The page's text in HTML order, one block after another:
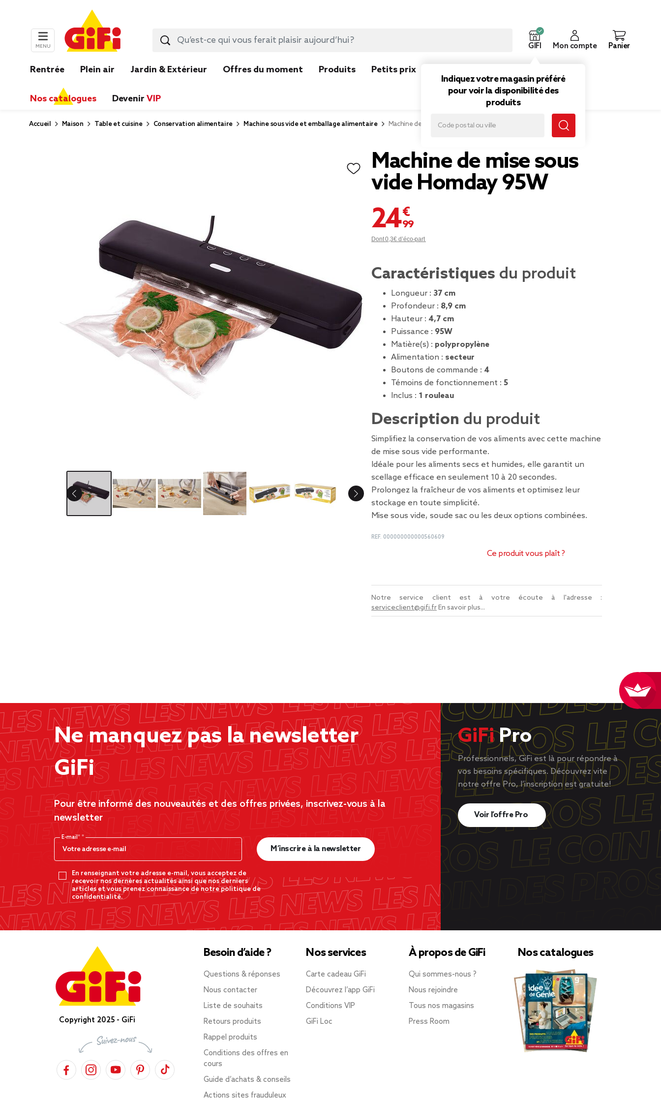
MENU GIFI
Indiquez votre magasin préféré
pour voir la disponibilité des
produits
Mon compte Panier
Rentrée Plein air Jardin & Extérieur Offres du moment Produits Petits prix
Nos catalogues Devenir VIP
Accueil Maison Table et cuisine Conservation alimentaire Machine sous vide et emballage alimentaire Machine de mise sous vide Homday 95W
Machine de mise sous
vide Homday 95W
24,99 €
Dont 0,3€ d’éco-part
Caractéristiques du produit
Longueur : 37 cm
Profondeur : 8,9 cm
Hauteur : 4,7 cm
Puissance : 95W
Matière(s) : polypropylène
Alimentation : secteur
Boutons de commande : 4
Témoins de fonctionnement : 5
Inclus : 1 rouleau
Description du produit
Simplifiez la conservation de vos aliments avec cette machine
de mise sous vide performante.
Idéale pour les aliments secs et humides, elle garantit un
scellage efficace en seulement 10 à 20 secondes.
Prolongez la fraîcheur de vos aliments et optimisez leur
stockage en toute simplicité.
Mise sous vide, soude sac ou les deux options combinées.
REF. 000000000000560609
Ce produit vous plaît ?
Notre service client est à votre écoute à l'adresse :
serviceclient@gifi.frEn savoir plus...
Ne manquez pas la newsletter
GiFi
Pour être informé des nouveautés et des offres privées, inscrivez-vous à la
newsletter
E-mail*
En renseignant votre adresse e-mail, vous acceptez de
recevoir nos dernères actualités ainsi que nos derniers
articles et vous prenez connaissance de notre politique de
confidentialité.
M’inscrire à la newsletter
GiFiPro
Professionnels, GiFi est là pour répondre à
vos besoins spécifiques. Découvrez vite
notre offre Pro, l’inscription est gratuite!
Voir l’offre Pro
Copyright 2025 - GiFi
Besoin d’aide ?
Questions & réponses
Nous contacter
Liste de souhaits
Retours produits
Rappel produits
Conditions des offres en
cours
Guide d’achats & conseils
Actions sites frauduleux
Nos services
Carte cadeau GiFi
Découvrez l’app GiFi
Conditions VIP
GiFi Loc
À propos de GiFi
Qui sommes-nous ?
Nous rejoindre
Tous nos magasins
Press Room
Nos catalogues